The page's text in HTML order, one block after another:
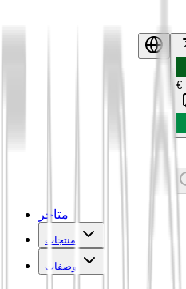
€
متاجر
منتجات
وصفات